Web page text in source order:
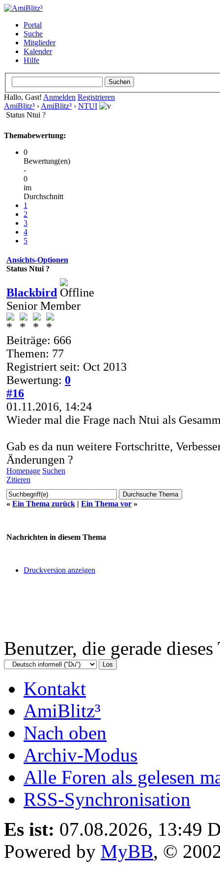
Portal
Suche
Mitglieder
Kalender
Hilfe
Hallo, Gast! Anmelden Registrieren
AmiBlitz³ › AmiBlitz³ › NTUI
Status Ntui ?
Themabewertung:
0
Bewertung(en)
-
0
im
Durchschnitt
1
2
3
4
5
Ansichts-Optionen
Status Ntui ?
Blackbird
Senior Member
Beiträge: 666
Themen: 77
Registriert seit: Oct 2013
Bewertung: 0
#16
01.11.2016, 14:24
Wieder mal die Frage nach Ntui als
Gab es da nun weitere Fortschritte,
Änderungen ?
Homepage Suchen
Zitieren
« Ein Thema zurück | Ein Thema vor »
Nachrichten in diesem Thema
Druckversion anzeigen
Benutzer, die gerade
Kontakt
AmiBlitz³
Nach oben
Archiv-Modus
Alle Foren als gelesen
RSS-Synchronisation
Es ist: 07.08.2026, 13:49
Powered by MyBB, ©